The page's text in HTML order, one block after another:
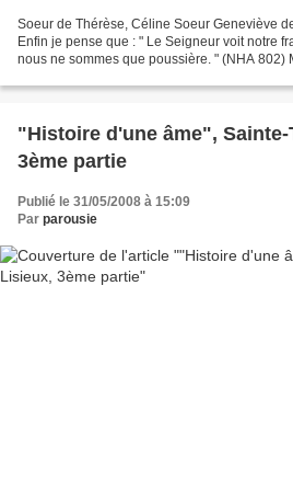
Soeur de Thérèse, Céline Soeur Geneviève
Enfin je pense que : " Le Seigneur voit notre
nous ne sommes que poussière. " (NHA 802)
"Histoire d'une âme",
3ème partie
Publié le 31/05/2008 à 15:09
Par parousie